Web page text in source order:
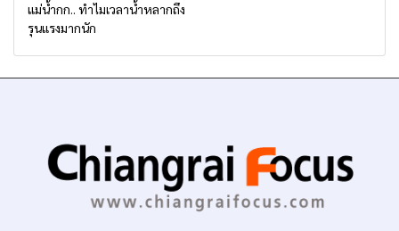
แม่น้ำกก.. ทำไมเวลาน้ำหลากถึง
รุนแรงมากนัก